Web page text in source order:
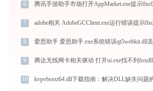
6
7
8 爱思助手 爱思助手.exe系统错误qt5webkit.dll
9 腾达无线网卡相关驱动 打开ui.exe找不到
10 kvpvbsext64.dll下载指南：解决DLL缺失问题